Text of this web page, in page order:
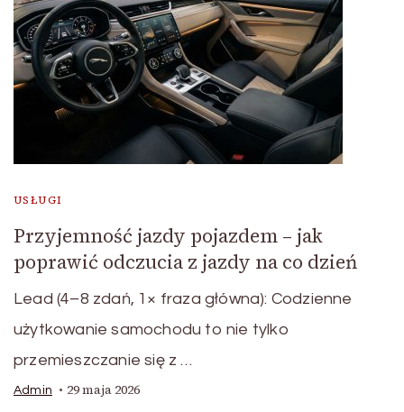
USŁUGI
Przyjemność jazdy pojazdem – jak
poprawić odczucia z jazdy na co dzień
Lead (4–8 zdań, 1× fraza główna): Codzienne
użytkowanie samochodu to nie tylko
przemieszczanie się z …
Admin 29 maja 2026